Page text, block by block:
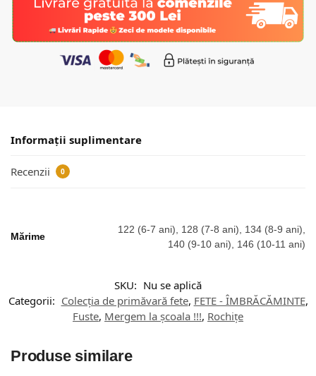
Informații suplimentare
Recenzii 0
Mărime
122 (6-7 ani), 128 (7-8 ani), 134 (8-9 ani),
140 (9-10 ani), 146 (10-11 ani)
SKU: Nu se aplică
Categorii: Colecția de primăvară fete, FETE - ÎMBRĂCĂMINTE,
Fuste, Mergem la școala !!!, Rochițe
Produse similare